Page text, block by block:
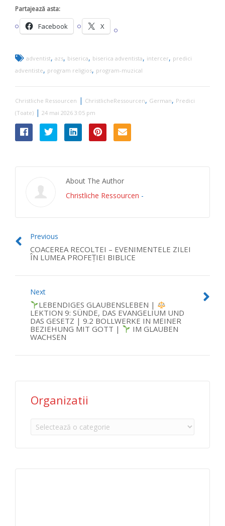
Partajează asta:
Facebook X
adventist, azs, biserica, biserica adventista, intercer, predici
adventiste, program religios, program-muzical
Christliche Ressourcen | ChristlicheRessourcen, German, Predici
(Toate) | 24 mai 2026 3:05 pm
About The Author
Christliche Ressourcen -
Previous
COACEREA RECOLTEI – EVENIMENTELE ZILEI
ÎN LUMEA PROFEȚIEI BIBLICE
Next
LEBENDIGES GLAUBENSLEBEN |
LEKTION 9: SÜNDE, DAS EVANGELIUM UND
DAS GESETZ | 9.2 BOLLWERKE IN MEINER
BEZIEHUNG MIT GOTT |
IM GLAUBEN
WACHSEN
Organizatii
Organizatii